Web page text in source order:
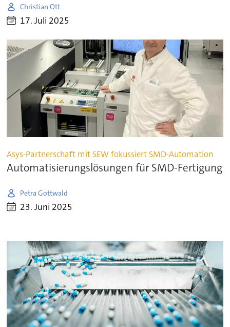
Christian Ott
17. Juli 2025
Asys-Partnerschaft mit SEW fokussiert SMD-Automation
Automatisierungslösungen für SMD-Fertigung
Petra Gottwald
23. Juni 2025